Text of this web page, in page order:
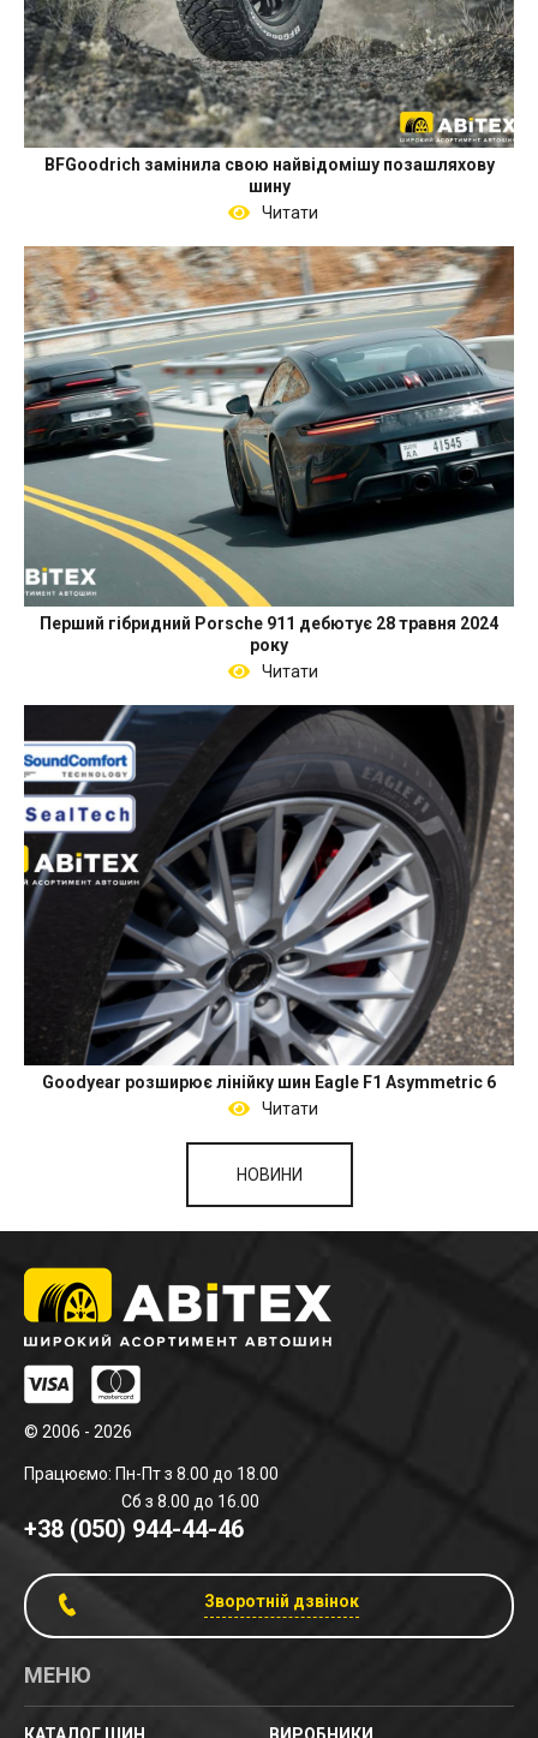
BFGoodrich замінила свою найвідомішу позашляхову
шину
Читати
Перший гібридний Porsche 911 дебютує 28 травня 2024
року
Читати
Goodyear розширює лінійку шин Eagle F1 Asymmetric 6
Читати
НОВИНИ
© 2006 - 2026
Працюємо: Пн-Пт з 8.00 до 18.00
Сб з 8.00 до 16.00
+38 (050) 944-44-46
Зворотній дзвінок
МЕНЮ